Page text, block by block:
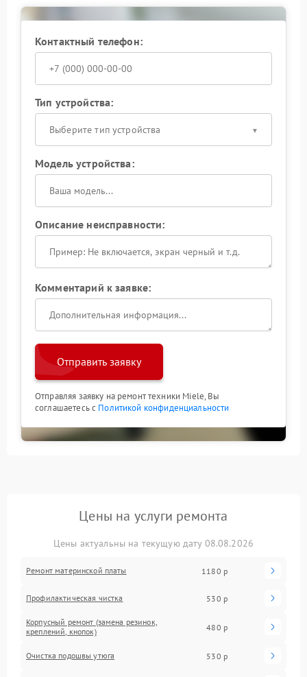
Контактный телефон:
Тип устройства:
Выберите тип устройства
Модель устройства:
Описание неисправности:
Комментарий к заявке:
Отправить заявку
Отправляя заявку на ремонт техники Miele, Вы
соглашаетесь с Политикой конфиденциальности
Цены на услуги ремонта
Цены актуальны на текущую дату 08.08.2026
Ремонт материнской платы 1180 р
Профилактическая чистка 530 р
Корпусный ремонт (замена резинок,
креплений, кнопок)
480 р
Очистка подошвы утюга 530 р